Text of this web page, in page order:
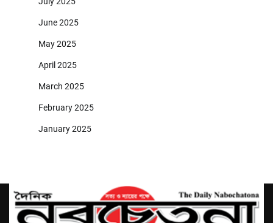
June 2025
May 2025
April 2025
March 2025
February 2025
January 2025